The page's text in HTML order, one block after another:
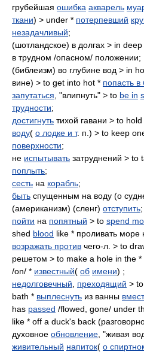
грубейшая ошибка акварель
ткани) > under * потерпевший
незадачливый;
(шотландское) в долгах > in deep
в трудном /опасном/ положении;
(библеизм) во глубине вод > in
вине) > to get into hot * попасть в
запутаться , "влипнуть" > to be in
трудности;
достигнуть тихой гавани > to
воду( о лодке и т. п.) > to keep
поверхности;
не испытывать затруднений > to
поплыть;
сесть на корабль;
быть спущенным на воду (о
(американизм) (сленг) отступить;
пойти на попятный > to spend
shed blood like * проливать море
возражать против чего-л. > to
решетом > to make a hole in the *
/on/ * известный( об имени) ;
недолговечный
преходящий >
bath * выплеснуть из ванны
has passed /flowed, gone/ under
like * off a duck's back
духовное обновление , "живая
живительный напиток( о